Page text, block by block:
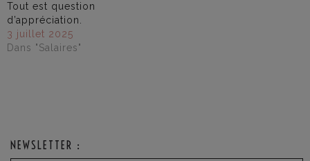
Tout est question
d’appréciation.
3 juillet 2025
Dans "Salaires"
NEWSLETTER :